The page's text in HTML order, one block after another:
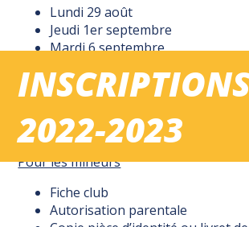
2022-2023
Lundi 29 août
Jeudi 1er septembre
Mardi 6 septembre
Vendredi 9 septembre
sont les suivants :
Pour les mineurs
Fiche club
Autorisation parentale